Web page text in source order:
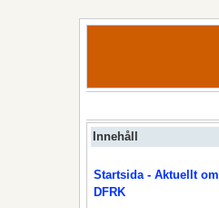
Innehåll
Startsida - Aktuellt om
DFRK